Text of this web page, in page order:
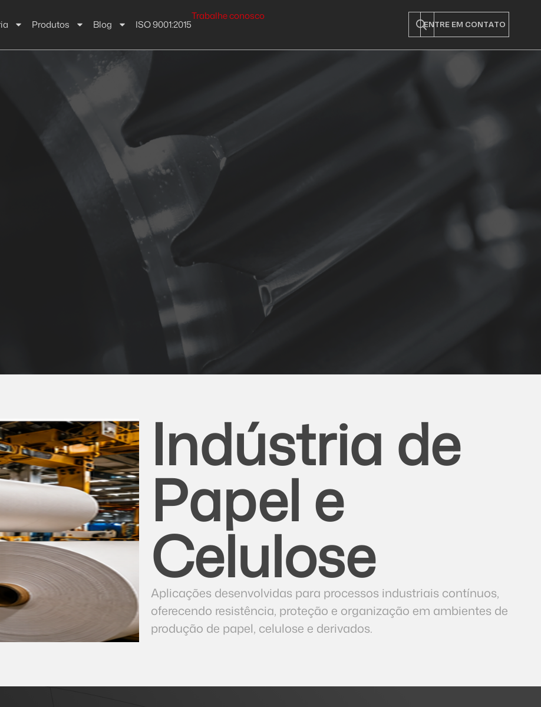
Produtos Blog ISO 9001:2015
Trabalhe conosco
ENTRE EM CONTATO
Indústria de
Papel e
Celulose
Aplicações desenvolvidas para processos industriais contínuos,
oferecendo resistência, proteção e organização em ambientes de
produção de papel, celulose e derivados.